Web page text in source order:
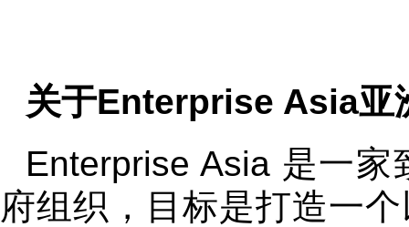
关于Enterprise Asia亚
Enterprise Asia 是一
府组织，目标是打造一